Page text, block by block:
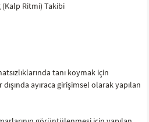
(Kalp Ritmi) Takibi
tanı koymak için
ayıraca girişimsel olarak yapılan